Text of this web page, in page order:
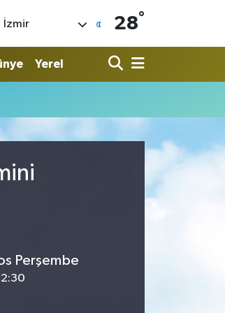
İzmir 28°
Yerel
Perşembe